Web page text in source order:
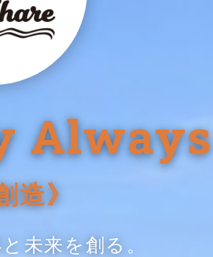
Always
造》
未来を創る。